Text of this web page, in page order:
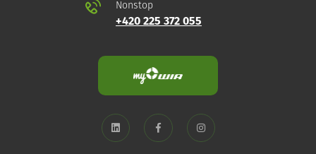
Nonstop
+420 225 372 055